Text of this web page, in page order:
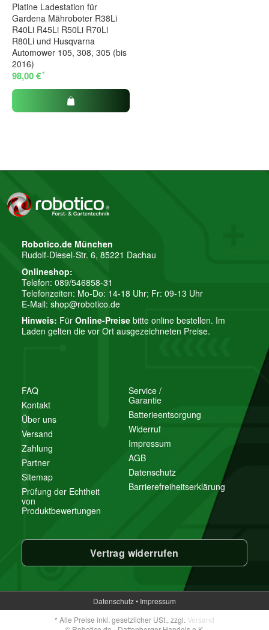
Platine Ladestation für
Gardena Mähroboter R38Li
R40Li R45Li R50Li R70Li
R80Li und Husqvarna
Automower 105, 308, 305 (bis
2016)
98,00 €*
FAQ
Kontakt
Über uns
Versand
Zahlung
Partner
Sitemap
Prüfung der Echtheit
von
Produktbewertungen
Service /
Garantie
Batterieentsorgung
Widerruf
Impressum
AGB
Datenschutz
Barrierefreiheitserklärung
Robotico.de München
Rudolf-Diesel-Str. 6, 85221 Dachau
Onlineshop:
Telefon: 089/546858-31
Telefonzeiten: Mo-Do: 14-18 Uhr; Fr: 09-13 Uhr
E-Mail: shop@robotico.de
Hinweis: Für Online-Preise bitte online bestellen. Im
Laden gelten die vor Ort ausgezeichneten Preise.
Vertrag widerrufen
Datenschutz• Impressum
* Alle Preise inkl. gesetzlicher USt., zzgl. Versand